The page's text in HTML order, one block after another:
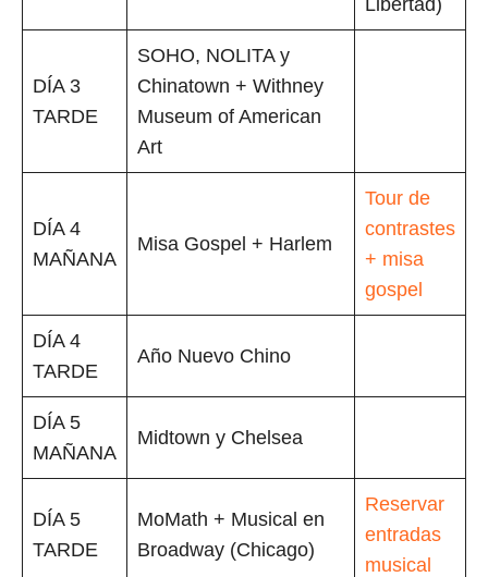
DÍA 3
TARDE
SOHO, NOLITA y
Chinatown + Withney
Museum of American
Art
DÍA 4
MAÑANA
Misa Gospel + Harlem
Tour de
contrastes
+ misa
gospel
DÍA 4
TARDE
Año Nuevo Chino
DÍA 5
MAÑANA
Midtown y Chelsea
DÍA 5
TARDE
MoMath + Musical en
Broadway (Chicago)
Reservar
entradas
musical